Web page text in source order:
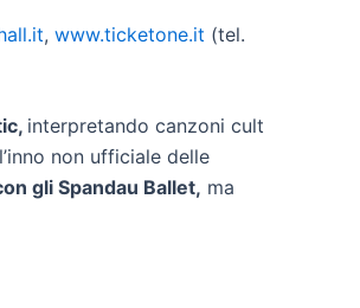
, www.ticketone.it (tel.
interpretando canzoni cult
non ufficiale delle
gli Spandau Ballet, ma